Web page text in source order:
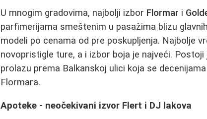
U mnogim gradovima, najbolji izbor Flormar i
parfimerijama smeštenim u pasažima blizu
modeli po cenama od pre poskupljenja. Najbolje
novopristigle ture, a i izbor boja je najveći.
prolazu prema Balkanskoj ulici koja se
Flormara.
Apoteke - neočekivani izvor Flert i DJ lakova